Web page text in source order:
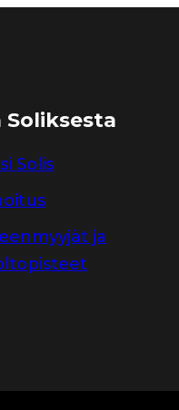
Soliksesta
Solis
ja